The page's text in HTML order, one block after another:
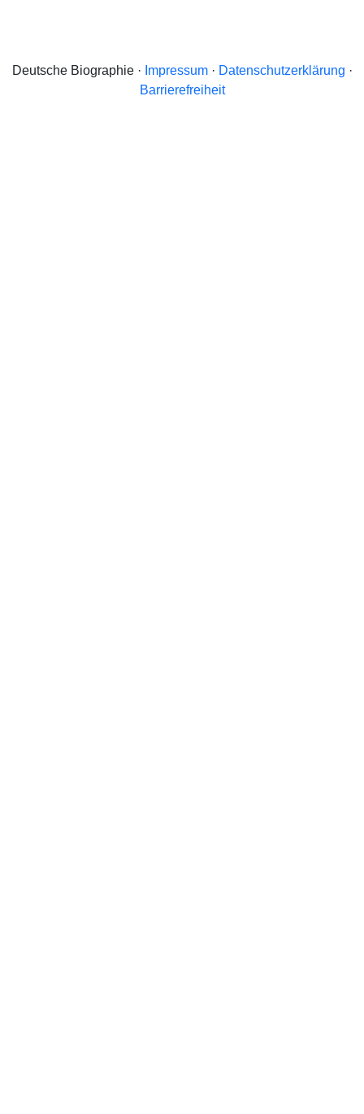
Deutsche Biographie · Impressum· Datenschutzerklärung ·
Barrierefreiheit